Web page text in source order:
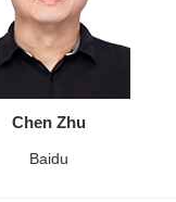
Chen Zhu
Baidu